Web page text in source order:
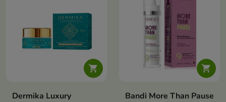

Dermika Luxury

Bandi More Than Pause